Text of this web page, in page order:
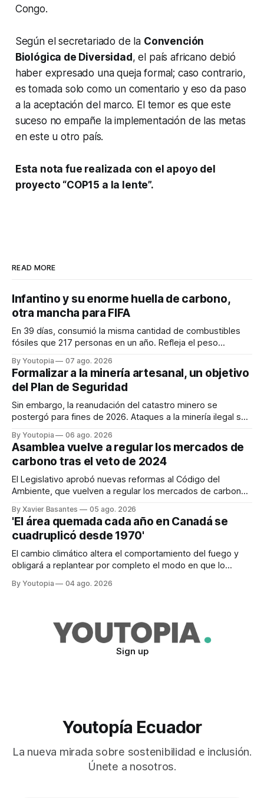
Congo.
Según el secretariado de la Convención
Biológica de Diversidad, el país africano debió
haber expresado una queja formal; caso contrario,
es tomada solo como un comentario y eso da paso
a la aceptación del marco. El temor es que este
suceso no empañe la implementación de las metas
en este u otro país.
Esta nota fue realizada con el apoyo del
proyecto “COP15 a la lente”.
READ MORE
Infantino y su enorme huella de carbono,
otra mancha para FIFA
En 39 días, consumió la misma cantidad de combustibles
fósiles que 217 personas en un año. Refleja el peso
By Youtopia 07 ago. 2026
Formalizar a la minería artesanal, un objetivo
del Plan de Seguridad
Sin embargo, la reanudación del catastro minero se
postergó para fines de 2026. Ataques a la minería ilegal se
By Youtopia 06 ago. 2026
Asamblea vuelve a regular los mercados de
carbono tras el veto de 2024
El Legislativo aprobó nuevas reformas al Código del
Ambiente, que vuelven a regular los mercados de carbono,
By Xavier Basantes 05 ago. 2026
'El área quemada cada año en Canadá se
cuadruplicó desde 1970'
El cambio climático altera el comportamiento del fuego y
obligará a replantear por completo el modo en que lo
By Youtopia 04 ago. 2026
Sign up
Youtopía Ecuador
La nueva mirada sobre sostenibilidad e inclusión.
Únete a nosotros.